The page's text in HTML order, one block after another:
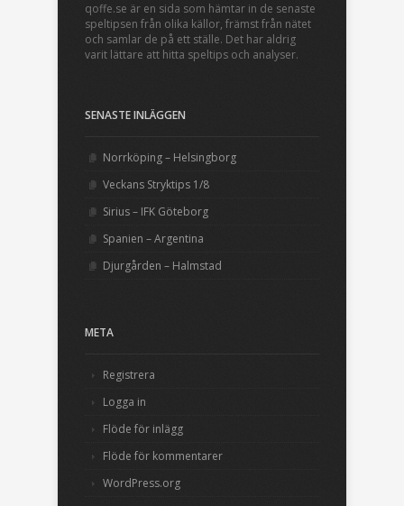
qoffe.se är en sida som hämtar in de senaste
speltipsen från olika källor, främst från nätet
och samlar de på ett ställe. Det har aldrig
varit lättare att hitta speltips och analyser.
SENASTE INLÄGGEN
Norrköping – Helsingborg
Veckans Stryktips 1/8
Sirius – IFK Göteborg
Spanien – Argentina
Djurgården – Halmstad
META
Registrera
Logga in
Flöde för inlägg
Flöde för kommentarer
WordPress.org